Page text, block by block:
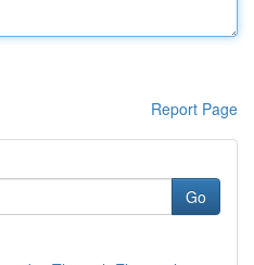
Report Page
Go